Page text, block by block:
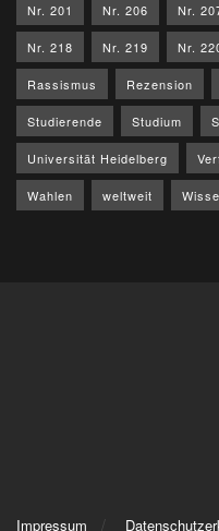
Nr. 201 Nr. 206 Nr.
Nr. 218 Nr. 219 Nr.
Rassismus Rezension
Studierende Studium
Universität Heidelberg
Wahlen weltweit
Impressum